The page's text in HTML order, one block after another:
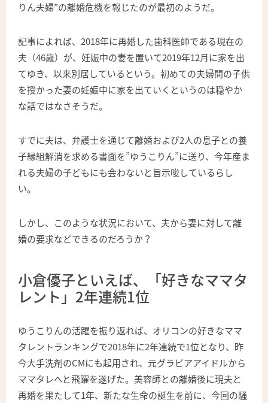
りん夫婦”の離婚危機を報じたのが最初のようだ。
記事によれば、2018年に再婚した歯科医師である現在の
夫（46歳）が、妊娠中の妻を置いて2019年12月に家を出
てゆき、以来別居しているという。初めての夫婦間の子供
を授かった妻の妊娠中に家を出ていくというのは穏やか
な話ではなさそうだ。
すでに夫は、弁護士を通じて離婚および2人の息子との養
子縁組解消を求める書面を”ゆうこりん”に送り、今年産ま
れる夫婦の子どもにも会わないと旨示唆しているらし
い。
しかし、このような状況において、夫から妻に対して離
婚の要求などできるのだろうか？
小倉優子といえば、「好きなママタ
レント」2年連続1位
ゆうこりんの活躍を振り返れば、オリコンの好きなママ
タレントランキングで2018年に2年連続で1位となり、昨
今大手洗剤のCMにも起用され、元グラビアアイドルから
ママタレへと飛躍を遂げた。美容師との離婚後に現夫と
再婚を果たして1年、新たな生命の誕生を前に、今回の騒